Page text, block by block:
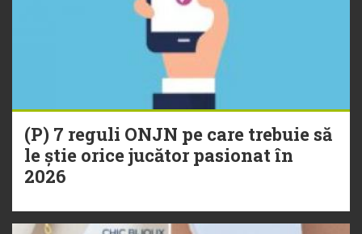
(P) 7 reguli ONJN pe care trebuie să
le știe orice jucător pasionat în
2026